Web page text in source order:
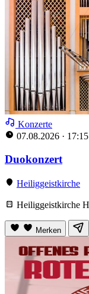
Konzerte
07.08.2026 ·
Duokonzert
Heiliggeistkirche
Heiliggeistkirche
Merken